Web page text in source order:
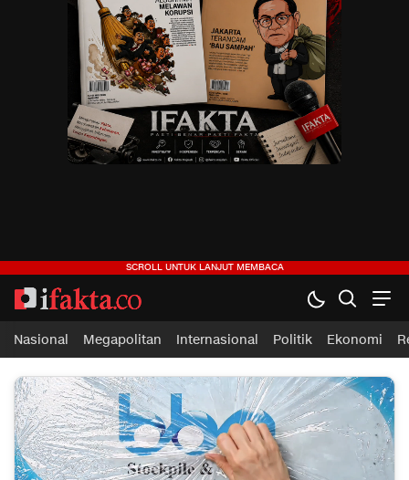
ifakta.co
#pastibenar
Nasional Megapolitan Internasional Politik Ekonomi